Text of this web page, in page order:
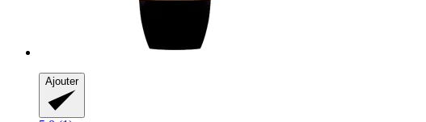
Ajouter